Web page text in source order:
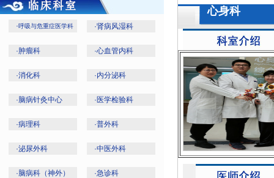
·呼吸与危重症医学科 ·肾病风湿科
·肿瘤科 ·心血管内科
·消化科 ·内分泌科
·脑病针灸中心 · 医学检验科
·病理科 ·普外科
·泌尿外科 ·中医外科
·脑病科（神外） ·急诊科
心身科